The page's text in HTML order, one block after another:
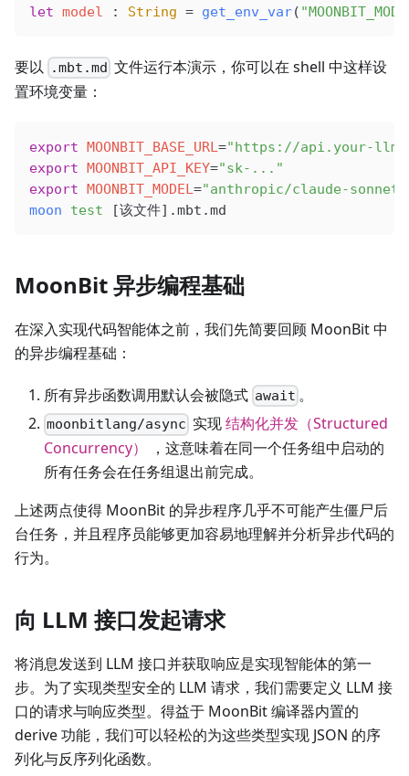
let model : String = get_env_var(
要以 .mbt.md 文件运行本演示，你可以在 shell 中这样设
置环境变量：
export MOONBIT_BASE_URL="https://api.your-
export MOONBIT_API_KEY="sk-..."
export MOONBIT_MODEL="anthropic/claude-
moon test [该文件].mbt.md
MoonBit 异步编程基础
在深入实现代码智能体之前，我们先简要回顾 MoonBit 中
的异步编程基础：
所有异步函数调用默认会被隐式 await 。
moonbitlang/async 实现结构化并发（Structured
Concurrency）
，这意味着在同一个任务组中启动的
所有任务会在任务组退出前完成。
上述两点使得 MoonBit 的异步程序几乎不可能产生僵尸后
台任务，并且程序员能够更加容易地理解并分析异步代码的
行为。
向 LLM 接口发起请求
将消息发送到 LLM 接口并获取响应是实现智能体的第一
步。为了实现类型安全的 LLM 请求，我们需要定义 LLM 接
口的请求与响应类型。得益于 MoonBit 编译器内置的
derive 功能，我们可以轻松的为这些类型实现 JSON 的序
列化与反序列化函数。